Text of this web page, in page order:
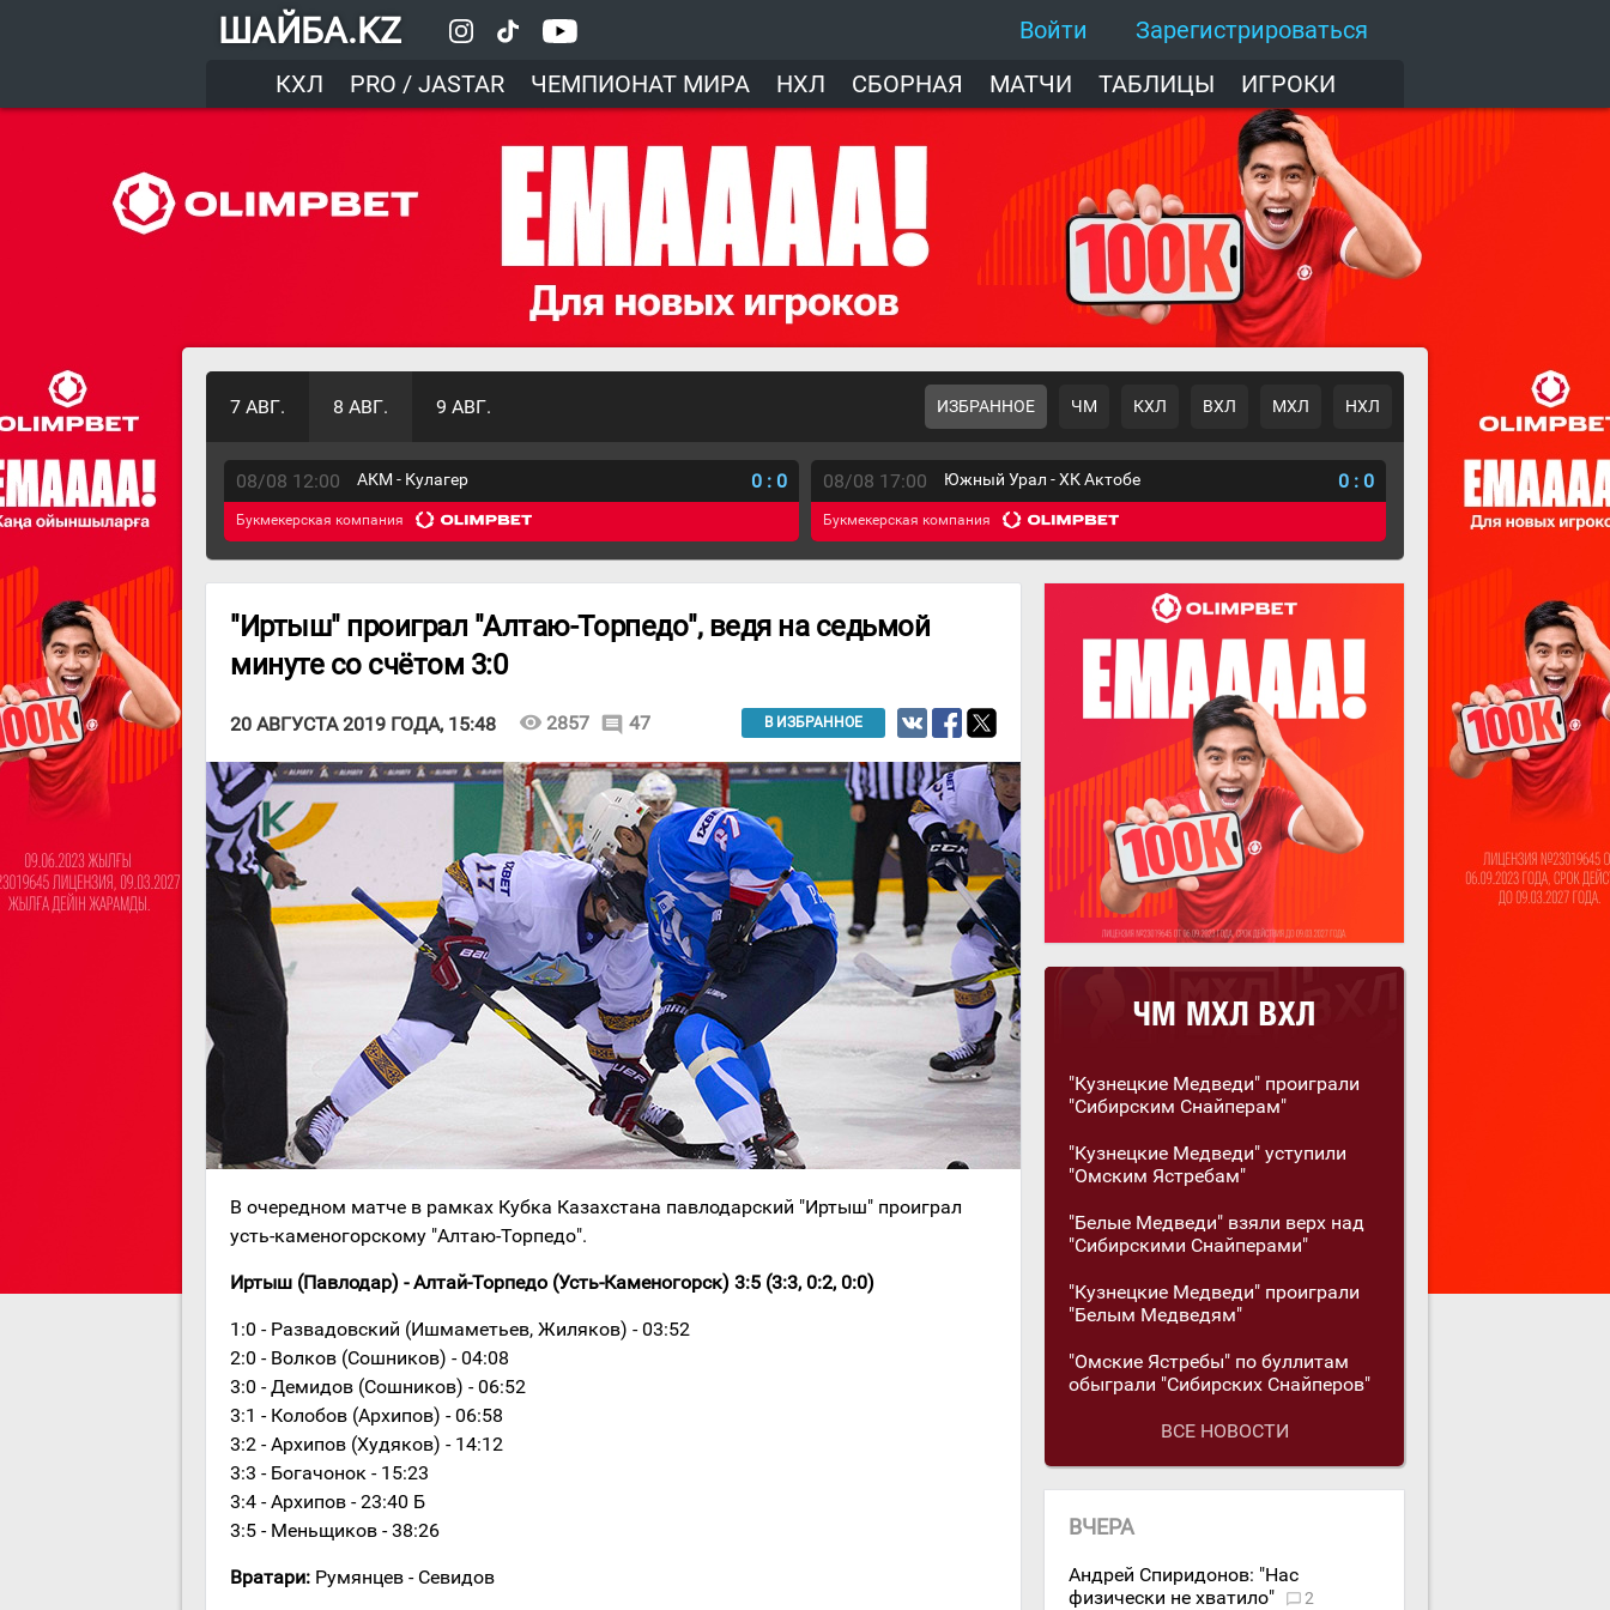
ШАЙБА.KZ Войти
Зарегистрироваться
КХЛ
PRO / JASTAR ЧЕМПИОНАТ МИРА НХЛ СБОРНАЯ МАТЧИ ТАБЛИЦЫ ИГРОКИ
7 АВГ. 8 АВГ. 9 АВГ. ИЗБРАННОЕ ЧМ КХЛ ВХЛ МХЛ НХЛ
08/08 12:00 АКМ - Кулагер 0 : 0
Букмекерская компания
08/08 17:00 Южный Урал - ХК Актобе 0 : 0
Букмекерская компания
"Иртыш" проиграл "Алтаю-Торпедо", ведя на седьмой
минуте со счётом 3:0
20 АВГУСТА 2019 ГОДА, 15:48 visibility 2857 comment 47 В ИЗБРАННОЕ
В очередном матче в рамках Кубка Казахстана павлодарский "Иртыш" проиграл
усть-каменогорскому "Алтаю-Торпедо".
Иртыш (Павлодар) - Алтай-Торпедо (Усть-Каменогорск) 3:5 (3:3, 0:2, 0:0)
1:0 - Развадовский (Ишмаметьев, Жиляков) - 03:52
2:0 - Волков (Сошников) - 04:08
3:0 - Демидов (Сошников) - 06:52
3:1 - Колобов (Архипов) - 06:58
3:2 - Архипов (Худяков) - 14:12
3:3 - Богачонок - 15:23
3:4 - Архипов - 23:40 Б
3:5 - Меньщиков - 38:26
Вратари: Румянцев - Севидов
"Кузнецкие Медведи" проиграли
"Сибирским Снайперам"
"Кузнецкие Медведи" уступили
"Омским Ястребам"
"Белые Медведи" взяли верх над
"Сибирскими Снайперами"
"Кузнецкие Медведи" проиграли
"Белым Медведям"
"Омские Ястребы" по буллитам
обыграли "Сибирских Снайперов"
ВСЕ НОВОСТИ
ВЧЕРА
Андрей Спиридонов: "Нас
физически не хватило"
2